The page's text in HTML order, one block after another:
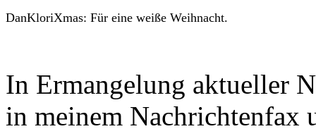
DanKloriXmas: Für eine weiße Weihnacht.
In Ermangelung aktueller
in meinem Nachrichtenfax